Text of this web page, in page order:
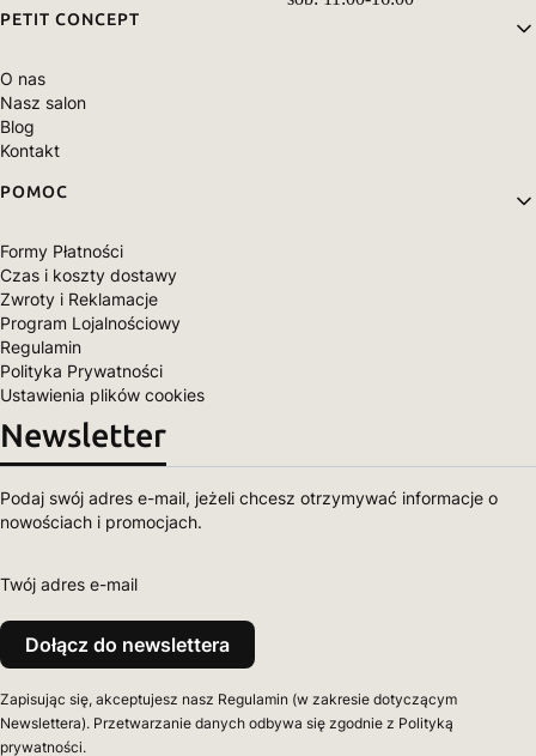
Linki w stopce
PETIT CONCEPT
O nas
Nasz salon
Blog
Kontakt
POMOC
Formy Płatności
Czas i koszty dostawy
Zwroty i Reklamacje
Program Lojalnościowy
Regulamin
Polityka Prywatności
Ustawienia plików cookies
Newsletter
Podaj swój adres e-mail, jeżeli chcesz otrzymywać informacje o
nowościach i promocjach.
Twój adres e-mail
Dołącz do newslettera
Zapisując się, akceptujesz nasz Regulamin (w zakresie dotyczącym
Newslettera). Przetwarzanie danych odbywa się zgodnie z Polityką
prywatności.